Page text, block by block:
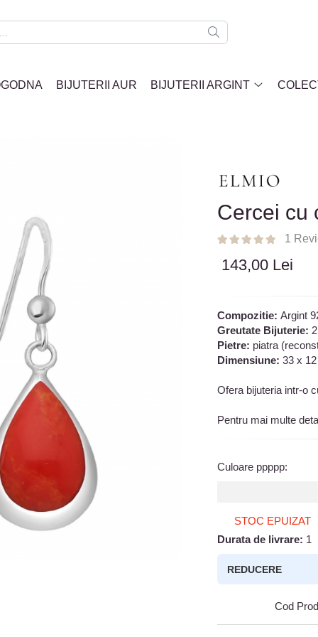
BIJUTERII AUR BIJUTERII ARGINT
Cercei cu
1
143,00 Lei
Compozitie:Argint
Greutate Bijuterie:
Pietre: piatra
Dimensiune:33 x
Ofera bijuteria intr-o
Pentru mai multe
Culoare ppppp:
STOC EPUIZAT
Durata de livrare: 1
REDUCERE
Cod